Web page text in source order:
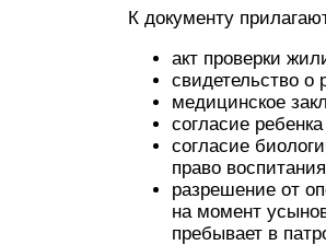
К документу
акт проверки
свидетельство о
медицинское
согласие
согласие
право
разрешение от
на момент
пребывает в